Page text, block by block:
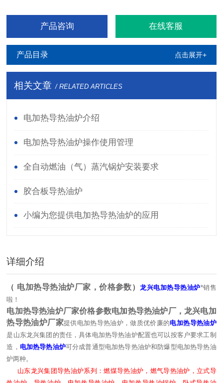
产品咨询 在线客服
产品目录 点击展开+
相关文章 / RELATED ARTICLES
电加热导热油炉介绍
电加热导热油炉操作使用管理
全自动燃油（气）蒸汽锅炉安装要求
胶合板导热油炉
小编为您提供电加热导热油炉的应用
详细介绍
（ 电加热导热油炉厂家，价格参数）龙兴电加热导热油炉*销售
啦！
电加热导热油炉厂家价格参数电加热导热油炉厂，龙兴电加
热导热油炉厂家提供电加热导热油炉，做质优价廉的电加热导热油炉
是山东龙兴集团的责任，具体电加热导热油炉配置也可以按客户要求工制
造， 电加热导热油炉可分成普通型电加热导热油炉和防爆型电加热导热油
炉两种。
山东龙兴集团导热油炉系列：燃煤导热油炉，燃气导热油炉，立式导